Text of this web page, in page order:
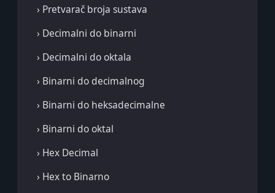
› Pretvarač broja sustava
› Decimalni do binarni
› Decimalni do oktala
› Binarni do decimalnog
› Binarni do heksadecimalne
› Binarni do oktal
› Hex Decimal
› Hex to Binarno